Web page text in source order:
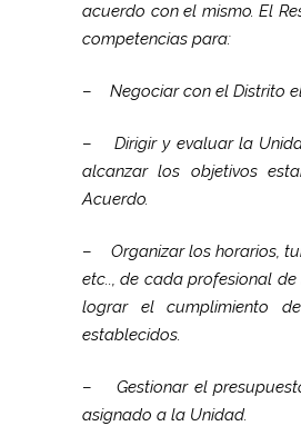
acuerdo con el mismo. El
competencias para:
– Negociar con el Distrito
–Dirigir y evaluar la
alcanzar los objetivos
Acuerdo.
– Organizar los horarios,
etc.., de cada profesional de
lograr el cumplimiento
establecidos.
– Gestionar el
asignado a la Unidad.